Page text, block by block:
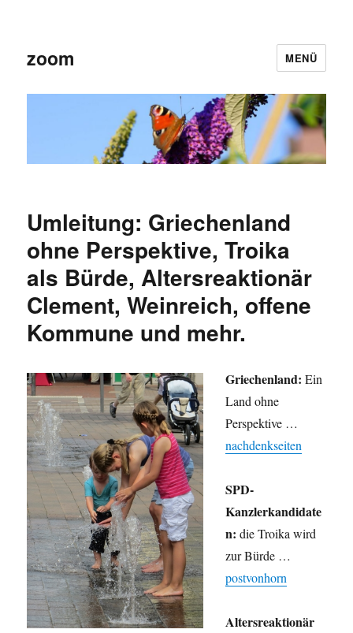
zoom MENÜ
Umleitung: Griechenland
ohne Perspektive, Troika
als Bürde, Altersreaktionär
Clement, Weinreich, offene
Kommune und mehr.
Griechenland: Ein
Land ohne
Perspektive …
nachdenkseiten
SPD-
Kanzlerkandidate
n: die Troika wird
zur Bürde …
postvonhorn
Altersreaktionär